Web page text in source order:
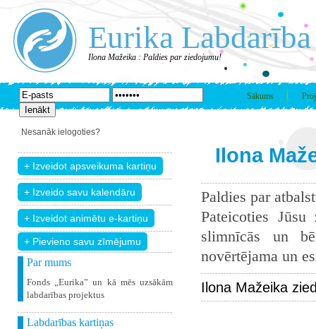
Eurika Labdarība
Ilona Mažeika : Paldies par ziedojumu!
Sākums
Nesanāk ielogoties?
+ Pievieno savu zīmējumu
Par mums
Fonds „Eurika” un kā mēs uzsākām
labdarības projektus
Labdarības kartiņas
Ilona
Paldies par
Pateicoties
slimnīcās un
novērtējama un
Ilona Mažeika